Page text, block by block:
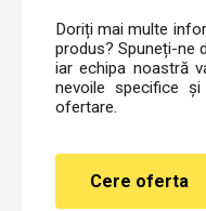
Doriți mai multe
produs? Spuneți-ne
iar echipa noastră
nevoile specifice
ofertare.
Cere oferta